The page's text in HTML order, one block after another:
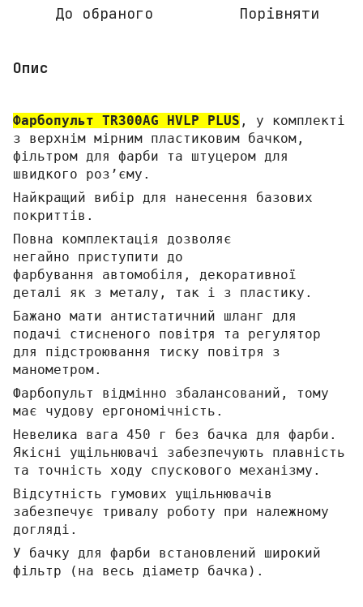
До обраного Порівняти
Опис
Фарбопульт TR300AG HVLP PLUS , у комплекті
з верхнім мірним пластиковим бачком,
фільтром для фарби та штуцером для
швидкого розʼєму.
Найкращий вибір для нанесення базових
покриттів.
Повна комплектація дозволяє
негайно приступити до
фарбування автомобіля, декоративної
деталі як з металу, так і з пластику.
Бажано мати антистатичний шланг для
подачі стисненого повітря та регулятор
для підстроювання тиску повітря з
манометром.
Фарбопульт відмінно збалансований, тому
має чудову ергономічність.
Невелика вага 450 г без бачка для фарби.
Якісні ущільнювачі забезпечують плавність
та точність ходу спускового механізму.
Відсутність гумових ущільнювачів
забезпечує тривалу роботу при належному
догляді.
У бачку для фарби встановлений широкий
фільтр (на весь діаметр бачка).